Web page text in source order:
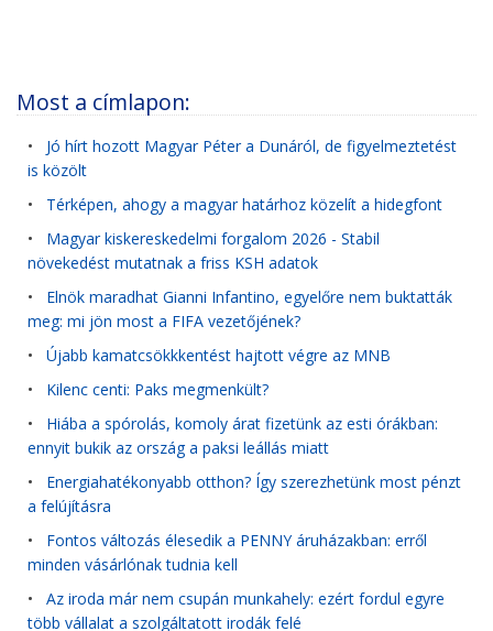
Most a címlapon:
• Jó hírt hozott Magyar Péter a Dunáról, de figyelmeztetést
is közölt
• Térképen, ahogy a magyar határhoz közelít a hidegfont
• Magyar kiskereskedelmi forgalom 2026 - Stabil
növekedést mutatnak a friss KSH adatok
• Elnök maradhat Gianni Infantino, egyelőre nem buktatták
meg: mi jön most a FIFA vezetőjének?
• Újabb kamatcsökkkentést hajtott végre az MNB
• Kilenc centi: Paks megmenkült?
• Hiába a spórolás, komoly árat fizetünk az esti órákban:
ennyit bukik az ország a paksi leállás miatt
• Energiahatékonyabb otthon? Így szerezhetünk most pénzt
a felújításra
• Fontos változás élesedik a PENNY áruházakban: erről
minden vásárlónak tudnia kell
• Az iroda már nem csupán munkahely: ezért fordul egyre
több vállalat a szolgáltatott irodák felé